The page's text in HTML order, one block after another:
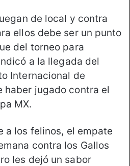
de local y contra
ellos debe ser un punto
del torneo para
a la llegada del
Internacional de
haber jugado contra el
MX.
a los felinos, el empate
contra los Gallos
les dejó un sabor